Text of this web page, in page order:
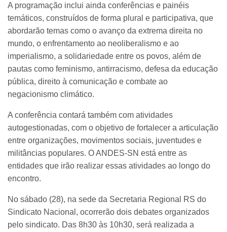
A programação inclui ainda conferências e painéis
temáticos, construídos de forma plural e participativa, que
abordarão temas como o avanço da extrema direita no
mundo, o enfrentamento ao neoliberalismo e ao
imperialismo, a solidariedade entre os povos, além de
pautas como feminismo, antirracismo, defesa da educação
pública, direito à comunicação e combate ao
negacionismo climático.
A conferência contará também com atividades
autogestionadas, com o objetivo de fortalecer a articulação
entre organizações, movimentos sociais, juventudes e
militâncias populares. O ANDES-SN está entre as
entidades que irão realizar essas atividades ao longo do
encontro.
No sábado (28), na sede da Secretaria Regional RS do
Sindicato Nacional, ocorrerão dois debates organizados
pelo sindicato. Das 8h30 às 10h30, será realizada a